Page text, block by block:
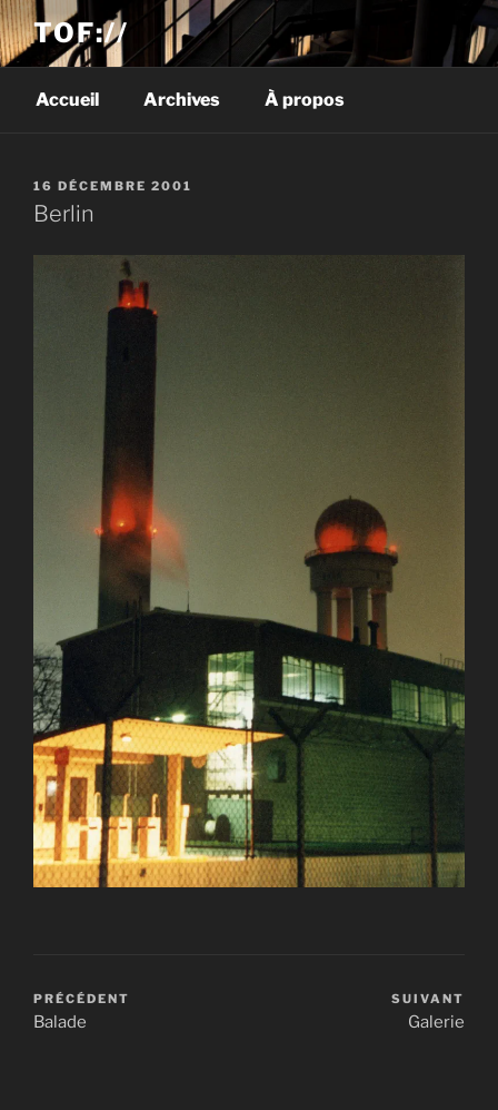
TOF://
Accueil Archives À propos
PUBLIÉ
LE
16 DÉCEMBRE 2001
Berlin
PRÉCÉDENT
Balade
SUIVANT
Galerie